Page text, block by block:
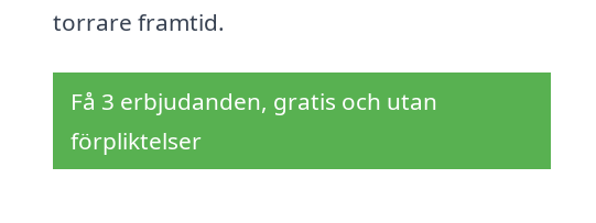
torrare framtid.
Få 3 erbjudanden, gratis och utan
förpliktelser